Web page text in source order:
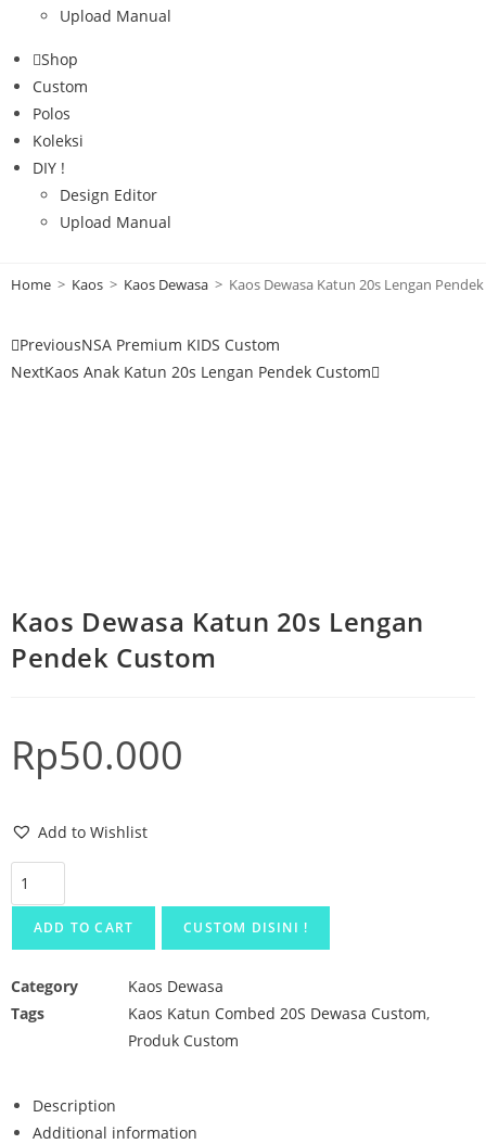
Upload Manual
Shop
Custom
Polos
Koleksi
DIY !
Design Editor
Upload Manual
Home > Kaos > Kaos Dewasa > Kaos Dewasa Katun 20s Lengan
PreviousNSA Premium KIDS Custom
NextKaos Anak Katun 20s Lengan Pendek Custom
Kaos Dewasa Katun 20s Lengan
Pendek Custom
Rp50.000
Add to Wishlist
ADD TO CART CUSTOM DISINI !
Category
Kaos Dewasa
Tags
Kaos Katun Combed 20S Dewasa Custom,
Produk Custom
Description
Additional information